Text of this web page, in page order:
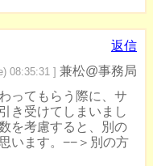
返信
08:35:31 ] 兼松@事務局
ってもらう際に、サ
き受けてしまいまし
を考慮すると、別の
います。−−＞別の方